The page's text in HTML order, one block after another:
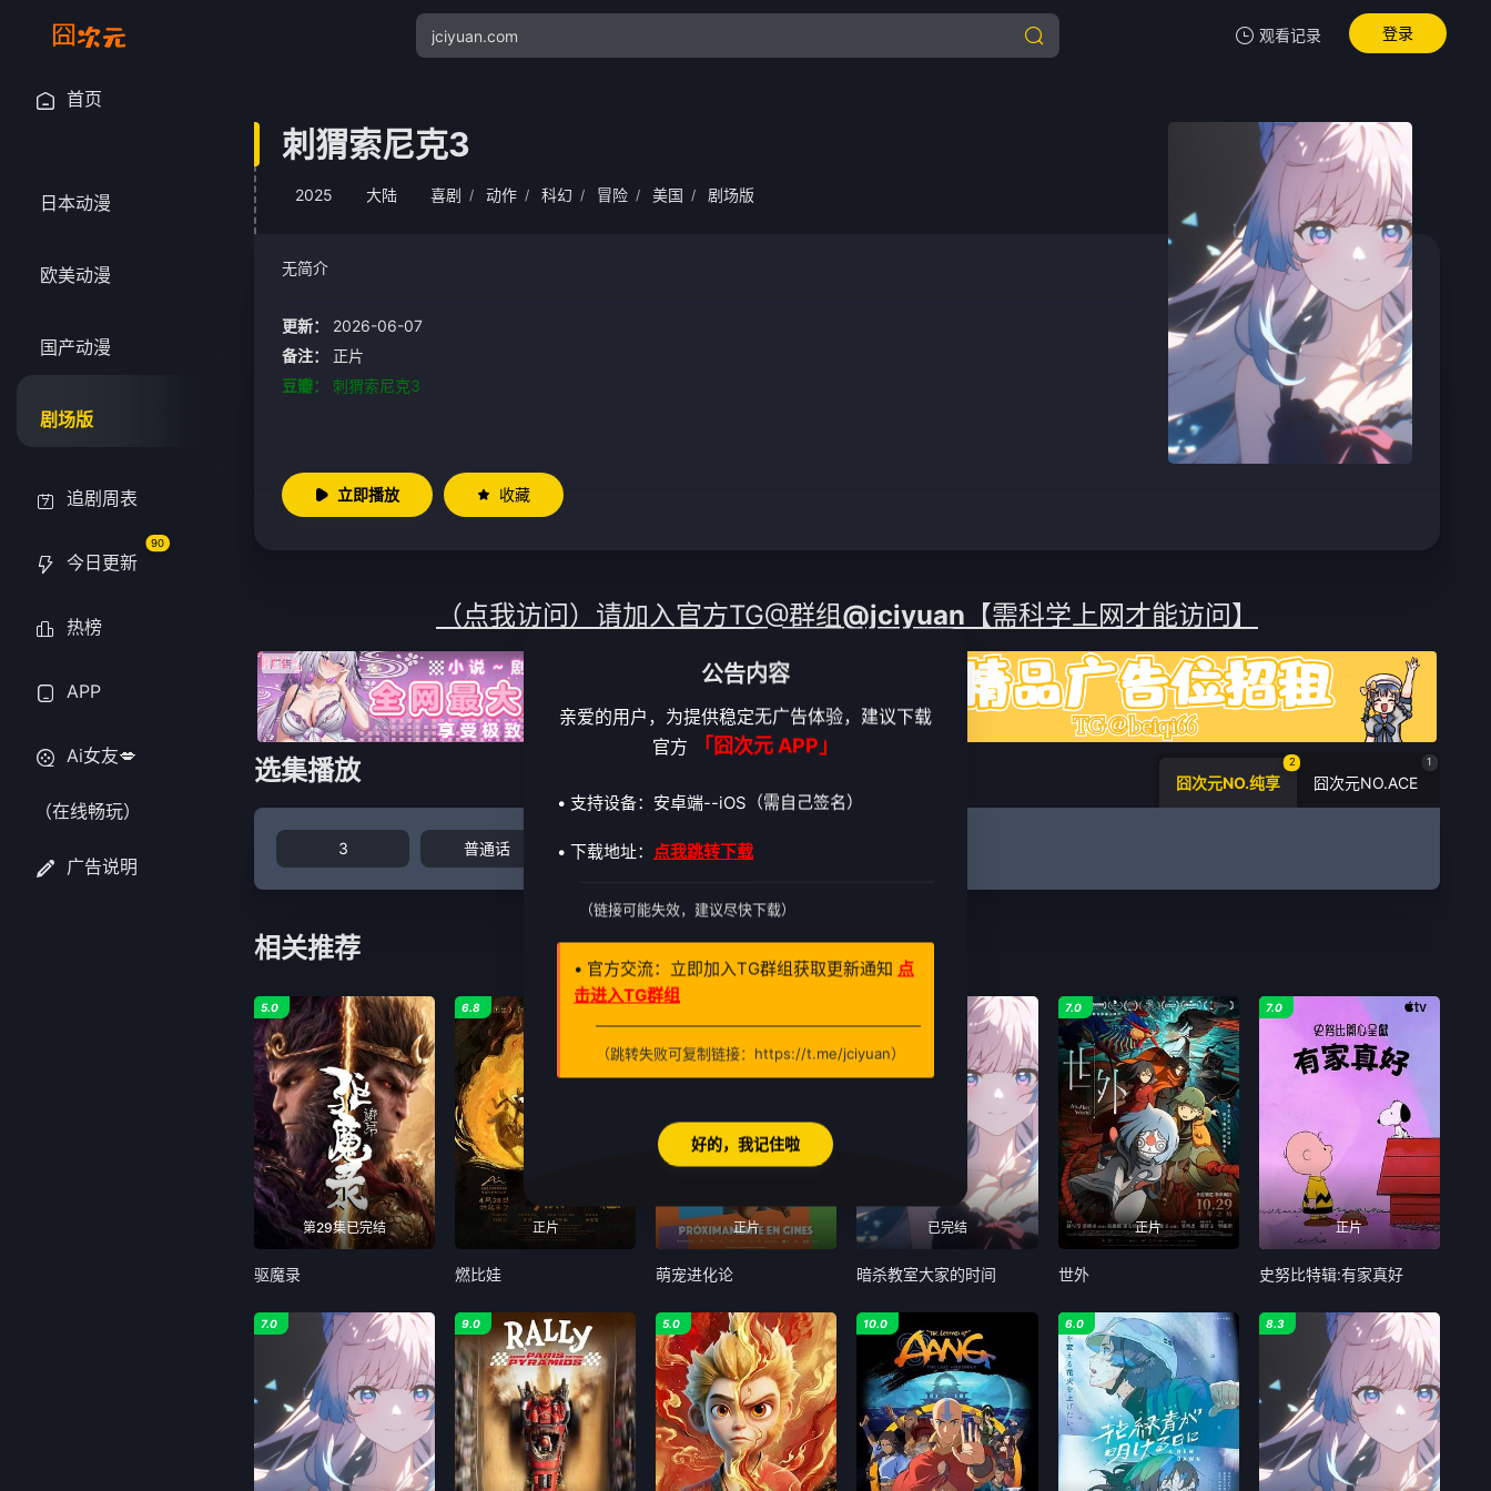
观看记录
暂无观看影片的记录
登录
首页
日本动漫
欧美动漫
国产动漫
剧场版
追剧周表
今日更新
90
热榜
APP
Ai女友💋
（在线畅玩）
广告说明
刺猬索尼克3
2025 大陆 喜剧 / 动作 / 科幻 / 冒险 / 美国 / 剧场版
无简介
更新：
2026-06-07
备注：
正片
豆瓣：
刺猬索尼克3
立即播放 收藏
（点我访问）请加入官方TG@群组@jciyuan 【需科学上网才能访问】
选集播放 囧次元NO.纯享
2
囧次元NO.ACE
1
3 普通话
相关推荐
第29集已完结
5.0
驱魔录
正片
6.8
燃比娃
正片
9.0
萌宠进化论
已完结
暗杀教室大家的时间
正片
7.0
世外
正片
7.0
史努比特辑:有家真好
7.0 9.0 5.0 10.0 6.0 8.3
公告内容
亲爱的用户，为提供稳定无广告体验，建议下载
官方
「囧次元 APP」
• 支持设备：安卓端--iOS（需自己签名）
• 下载地址： 点我跳转下载
（链接可能失效，建议尽快下载）
• 官方交流：立即加入TG群组获取更新通知 点
击进入TG群组
（跳转失败可复制链接：https://t.me/jciyuan）
好的，我记住啦